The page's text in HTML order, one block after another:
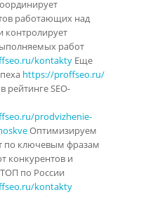
работающих над
контролирует
работ
kontakty Еще
https://proffseo.ru/
рейтинге SEO-
prodvizhenie-
Оптимизируем
по ключевым фразам
конкурентов и
по России
kontakty